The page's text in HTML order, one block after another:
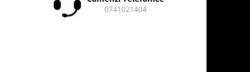
0741021404